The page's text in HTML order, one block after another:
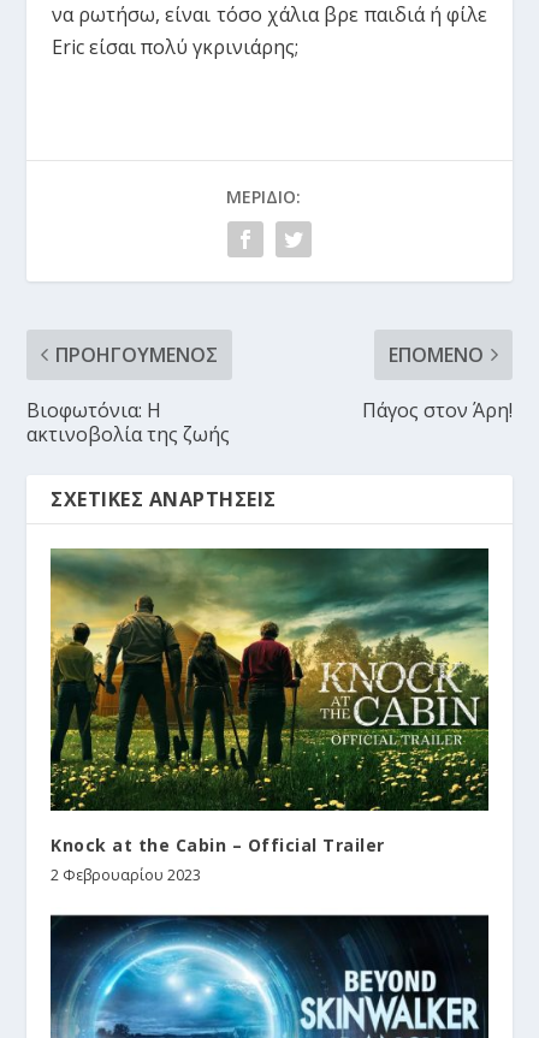
να ρωτήσω, είναι τόσο χάλια βρε παιδιά ή φίλε
Eric είσαι πολύ γκρινιάρης;
ΜΕΡΊΔΙΟ:
ΠΡΟΗΓΟΎΜΕΝΟΣ
Βιοφωτόνια: Η
ακτινοβολία της ζωής
ΕΠΌΜΕΝΟ
Πάγος στον Άρη!
ΣΧΕΤΙΚΈΣ ΑΝΑΡΤΉΣΕΙΣ
Knock at the Cabin – Official Trailer
2 Φεβρουαρίου 2023